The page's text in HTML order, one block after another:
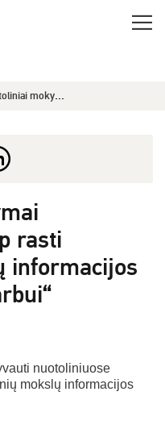
studentams „Kaip rasti socia...
rasti
informacijos
nuotoliniuose
mokslų informacijos